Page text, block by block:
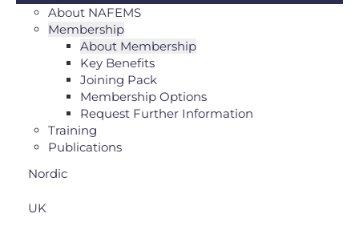
About NAFEMS
Membership
About Membership
Key Benefits
Joining Pack
Membership Options
Request Further Information
Training
Publications
Nordic
UK